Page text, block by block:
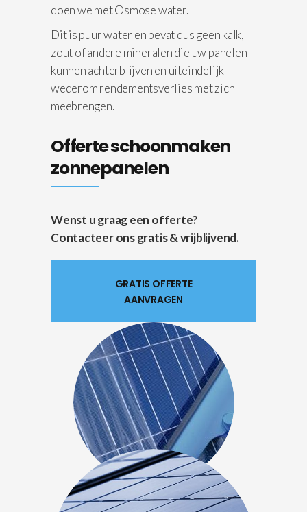
doen we met Osmose water.
Dit is puur water en bevat dus geen kalk,
zout of andere mineralen die uw panelen
kunnen achterblijven en uiteindelijk
wederom rendementsverlies met zich
meebrengen.
Offerte schoonmaken
zonnepanelen
Wenst u graag een offerte?
Contacteer ons gratis & vrijblijvend.
GRATIS OFFERTE
AANVRAGEN